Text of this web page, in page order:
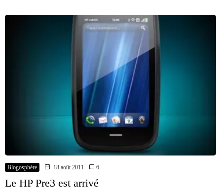
Blogosphère 18 août 2011 6
Le HP Pre3 est arrivé